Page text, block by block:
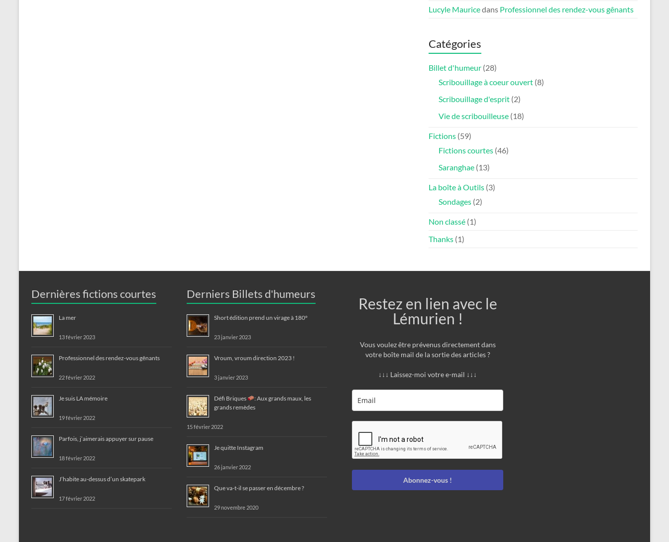
Lucyle Mauricedans Professionnel des rendez-vous gênants
Catégories
Billet d'humeur (28)
Scribouillage à coeur ouvert (8)
Scribouillage d'esprit (2)
Vie de scribouilleuse (18)
Fictions (59)
Fictions courtes (46)
Saranghae (13)
La boîte à Outils (3)
Sondages (2)
Non classé (1)
Thanks (1)
Dernières fictions courtes
La mer
13 février 2023
Professionnel des rendez-vous gênants
22 février 2022
Je suis LA mémoire
19 février 2022
Parfois, j’aimerais appuyer sur pause
18 février 2022
J’habite au-dessus d’un skatepark
17 février 2022
Derniers Billets d'humeurs
Short édition prend un virage à 180°
23 janvier 2023
Vroum, vroum direction 2023 !
3 janvier 2023
Défi Briques
: Aux grands maux, les
grands remèdes
15 février 2022
Je quitte Instagram
26 janvier 2022
Que va-t-il se passer en décembre ?
29 novembre 2020
Restez en lien avec le
Lémurien !
Vous voulez être prévenus directement dans
votre boîte mail de la sortie des articles ?
↓↓↓ Laissez-moi votre e-mail ↓↓↓
Abonnez-vous !